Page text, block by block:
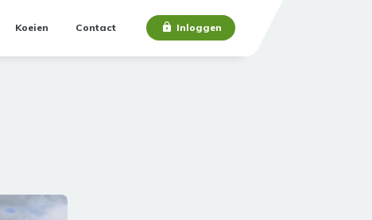
Koeien Contact Inloggen